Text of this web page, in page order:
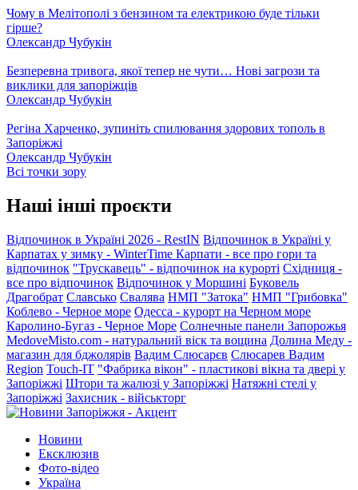
Чому в Мелітополі з бензином та електрикою буде тільки
гірше?
Олександр Чубукін
Безперевна тривога, якої тепер не чути… Нові загрози та
виклики для запоріжців
Олександр Чубукін
Регіна Харченко, зупиніть спилювання здорових тополь в
Запоріжжі
Олександр Чубукін
Всі точки зору
Наші інші проєкти
Відпочинок в Україні 2026 - RestIN Відпочинок в Україні у
Карпатах у зимку - WinterTime Карпати - все про гори та
відпочинок "Трускавець" - відпочинок на курорті Східниця -
все про відпочинок Відпочинок у Моршині Буковель
Драгобрат Славсько Свалява НМП "Затока" НМП "Грибовка"
Коблево - Черное море Одесса - курорт на Черном море
Каролино-Бугаз - Черное Море Солнечные панели Запорожья
MedoveMisto.com - натуральний віск та вощина Долина Меду -
магазин для бджолярів Вадим Слюсарєв Слюсарев Вадим
Region Touch-IT "Фабрика вікон" - пластикові вікна та двері у
Запоріжжі Штори та жалюзі у Запоріжжі Натяжні стелі у
Запоріжжі Захисник - військторг
Новини
Ексклюзив
Фото-відео
Україна